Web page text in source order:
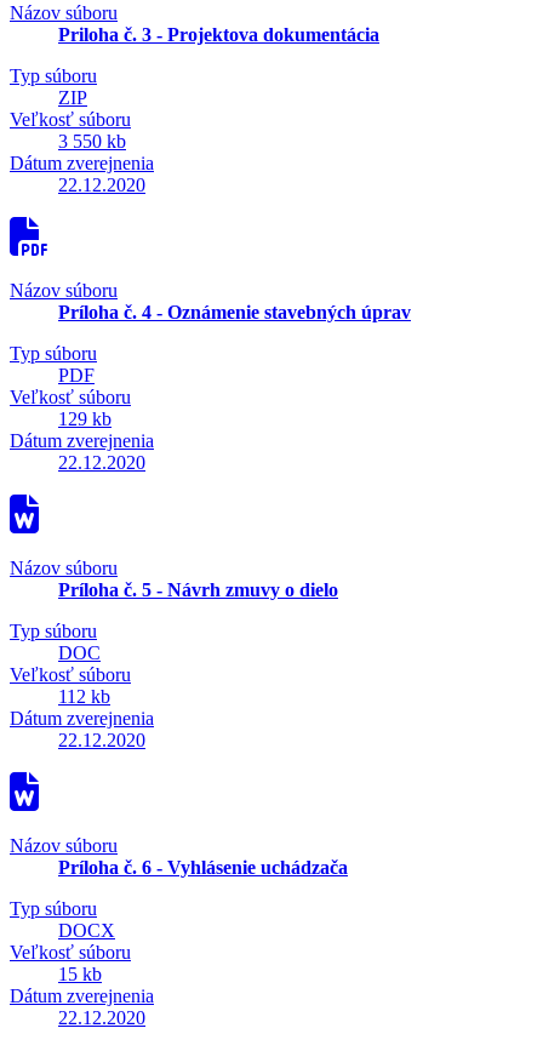
Názov súboru
Priloha č. 3 - Projektova dokumentácia
Typ súboru
ZIP
Veľkosť súboru
3 550 kb
Dátum zverejnenia
22.12.2020
Názov súboru
Príloha č. 4 - Oznámenie stavebných úprav
Typ súboru
PDF
Veľkosť súboru
129 kb
Dátum zverejnenia
22.12.2020
Názov súboru
Príloha č. 5 - Návrh zmuvy o dielo
Typ súboru
DOC
Veľkosť súboru
112 kb
Dátum zverejnenia
22.12.2020
Názov súboru
Príloha č. 6 - Vyhlásenie uchádzača
Typ súboru
DOCX
Veľkosť súboru
15 kb
Dátum zverejnenia
22.12.2020